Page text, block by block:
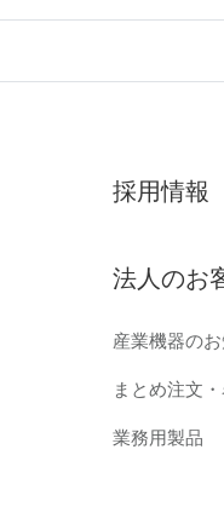
採用情報
法人のお
産業機器の
まとめ注文
業務用製品